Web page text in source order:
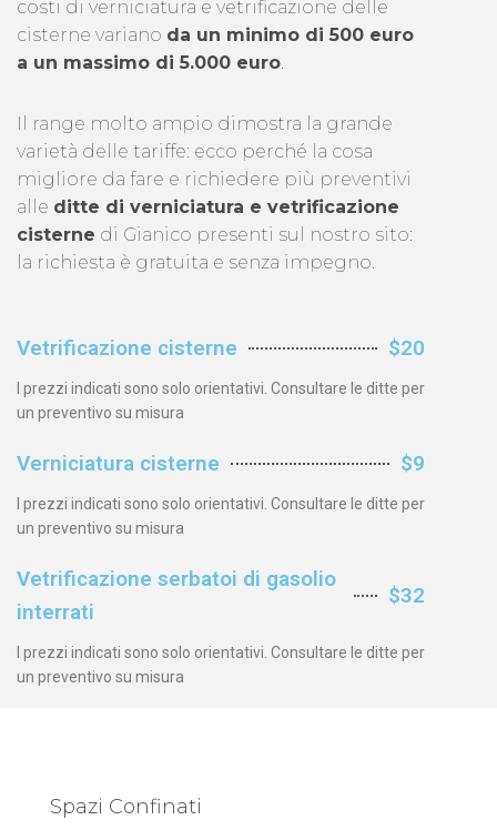
costi di verniciatura e vetrificazione delle
cisterne variano da un minimo di 500 euro
a un massimo di 5.000 euro.
Il range molto ampio dimostra la grande
varietà delle tariffe: ecco perché la cosa
migliore da fare e richiedere più preventivi
alle ditte di verniciatura e vetrificazione
cisterne di Gianico presenti sul nostro sito:
la richiesta è gratuita e senza impegno.
Vetrificazione cisterne $20
I prezzi indicati sono solo orientativi. Consultare le ditte per
un preventivo su misura
Verniciatura cisterne $9
I prezzi indicati sono solo orientativi. Consultare le ditte per
un preventivo su misura
Vetrificazione serbatoi di gasolio
interrati
$32
I prezzi indicati sono solo orientativi. Consultare le ditte per
un preventivo su misura
Spazi Confinati